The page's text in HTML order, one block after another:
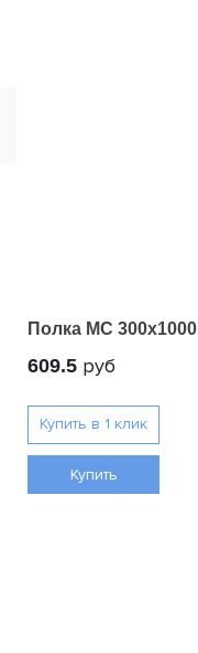
Полка МС 300x1000
609.5 руб
Купить